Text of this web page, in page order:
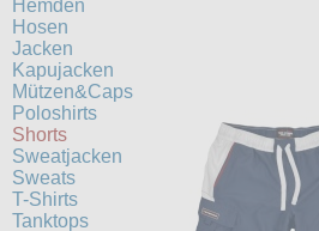
Hemden
Hosen
Jacken
Kapujacken
Mützen&Caps
Poloshirts
Shorts
Sweatjacken
Sweats
T-Shirts
Tanktops